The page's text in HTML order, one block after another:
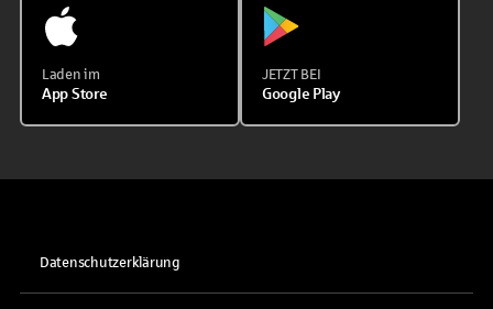
Laden im
App Store
JETZT BEI
Google Play
Datenschutzerklärung